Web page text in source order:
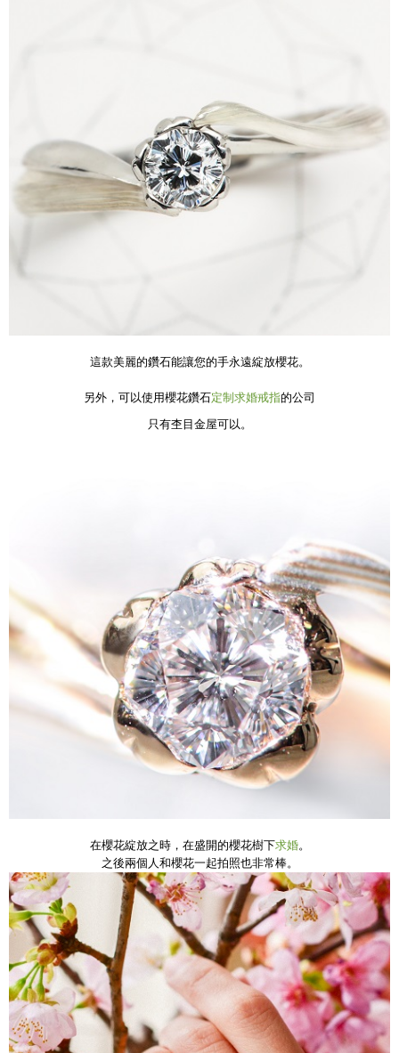
這款美麗的鑽石能讓您的手永遠綻放櫻花。
另外，可以使用櫻花鑽石定制 求婚戒指的公司
只有杢目金屋可以。
在櫻花綻放之時，在盛開的櫻花樹下求婚。
之後兩個人和櫻花一起拍照也非常棒。